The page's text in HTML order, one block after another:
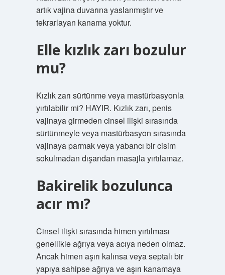
artık vajina duvarına yaslanmıştır ve
tekrarlayan kanama yoktur.
Elle kızlık zarı bozulur
mu?
Kızlık zarı sürtünme veya mastürbasyonla
yırtılabilir mi? HAYIR. Kızlık zarı, penis
vajinaya girmeden cinsel ilişki sırasında
sürtünmeyle veya mastürbasyon sırasında
vajinaya parmak veya yabancı bir cisim
sokulmadan dışarıdan masajla yırtılamaz.
Bakirelik bozulunca
acır mı?
Cinsel ilişki sırasında himen yırtılması
genellikle ağrıya veya acıya neden olmaz.
Ancak himen aşırı kalınsa veya septalı bir
yapıya sahipse ağrıya ve aşırı kanamaya